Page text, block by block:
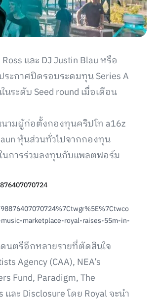
และ DJ Justin Blau หรือ
ะกาศปิดรอบระดมทุน Series A
ะดับ Seed round เมื่อเดือน
ามผู้ก่อตั้งกองทุนคริปโท a16z
หุ้นส่วนทั่วไปจากกองทุน
นการร่วมลงทุนกับแพลตฟอร์ม
marketplace-royal-raises-55m-in-
นตรีอีกหลายรายที่ตัดสินใจ
Agency (CAA), NEA’s
Fund, Paradigm, The
และ Disclosure โดย Royal จะนำ